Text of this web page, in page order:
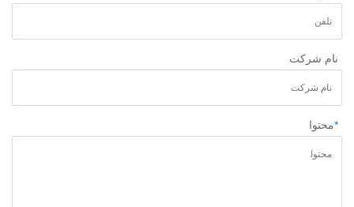
نام شرکت
*محتوا